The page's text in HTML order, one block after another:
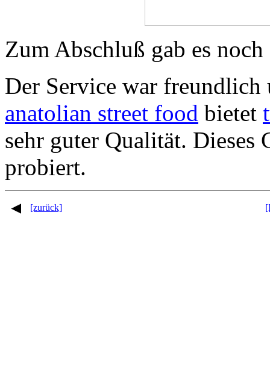
Zum Abschluß gab es
Der Service war
anatolian street food bietet
sehr guter Qualität.
probiert.
[zurück]